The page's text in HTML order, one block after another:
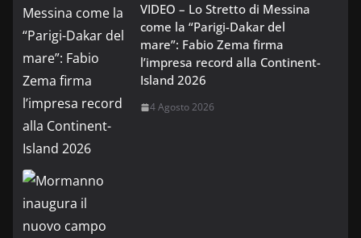
VIDEO – Lo Stretto di Messina
come la “Parigi-Dakar del
mare”: Fabio Zema firma
l’impresa record alla Continent-
Island 2026
4 Agosto 2026